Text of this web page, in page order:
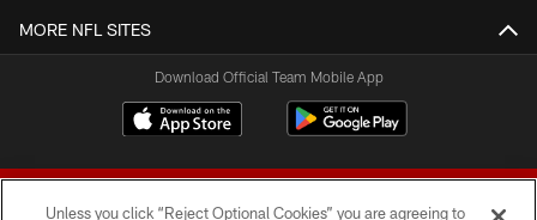
MORE NFL SITES
Download Official Team Mobile App
Unless you click “Reject Optional Cookies” you are agreeing to